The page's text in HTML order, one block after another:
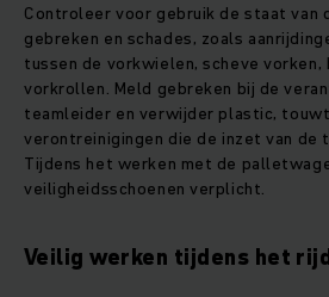
Controleer voor gebruik de staat van
gebreken en schades, zoals
tussen de vorkwielen, scheve vorken,
vorkrollen. Meld gebreken bij de
teamleider en verwijder plastic,
verontreinigingen die de inzet van de
Tijdens het werken met de
veiligheidsschoenen verplicht.
Veilig werken tijdens het